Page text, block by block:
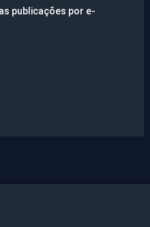
publicações por e-